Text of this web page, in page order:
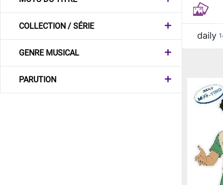
COLLECTION / SÉRIE
GENRE MUSICAL
PARUTION
daily